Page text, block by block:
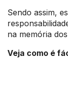
Sendo assim,
na memória
Veja como é